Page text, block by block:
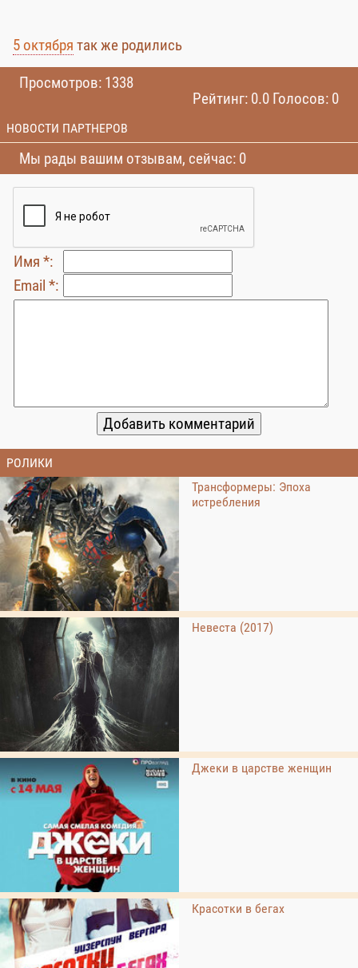
5 октября так же родились
Просмотров: 1338
Рейтинг: 0.0 Голосов: 0
НОВОСТИ ПАРТНЕРОВ
Мы рады вашим отзывам, сейчас: 0
Имя *:
Email *:
РОЛИКИ
Трансформеры: Эпоха
истребления
Невеста (2017)
Джеки в царстве женщин
Красотки в бегах